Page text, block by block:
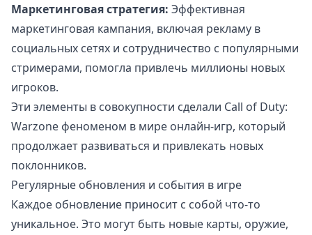
Маркетинговая стратегия: Эффективная
маркетинговая кампания, включая рекламу в
социальных сетях и сотрудничество с популярными
стримерами, помогла привлечь миллионы новых
игроков.
Эти элементы в совокупности сделали Call of Duty:
Warzone феноменом в мире онлайн-игр, который
продолжает развиваться и привлекать новых
поклонников.
Регулярные обновления и события в игре
Каждое обновление приносит с собой что-то
уникальное. Это могут быть новые карты, оружие,